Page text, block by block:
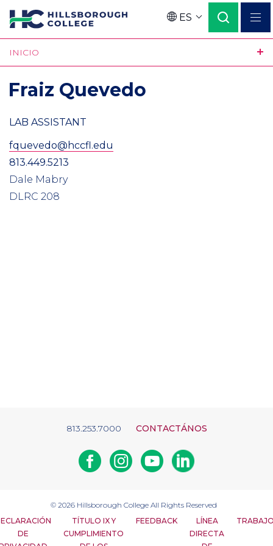
Pasar
contenido
principal
Language
ES
INICIO
Fraiz Quevedo
LAB ASSISTANT
fquevedo@hccfl.edu
813.449.5213
Dale Mabry
DLRC 208
813.253.7000 CONTACTÁNOS
FacebookInstagramYoutubeLinkedin
© 2026 Hillsborough College All Rights Reserved
DE
TÍTULO IX Y
CUMPLIMIENTO
FEEDBACK
LÍNEA
DIRECTA